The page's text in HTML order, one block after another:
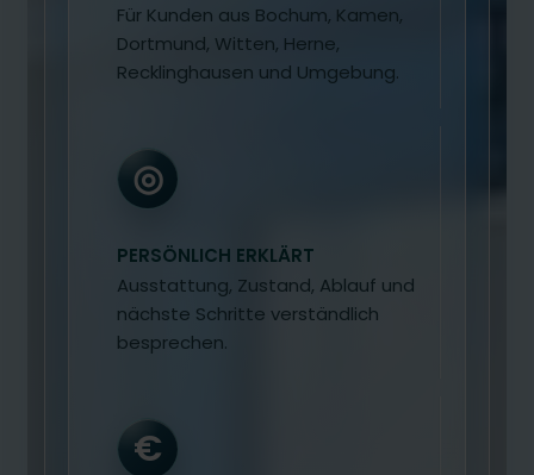
Für Kunden aus Bochum, Kamen,
Dortmund, Witten, Herne,
Recklinghausen und Umgebung.
◎
PERSÖNLICH ERKLÄRT
Ausstattung, Zustand, Ablauf und
nächste Schritte verständlich
besprechen.
€